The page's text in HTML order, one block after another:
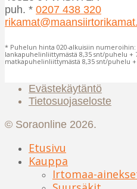
puh. * 0207 438 320
* Puhelun hinta 020-alkuisiin numeroihin:
lankapuhelinliittymästä 8,35 snt/puhelu +
matkapuhelinliittymästä 8,35 snt/puhelu +
Evästekäytäntö
Tietosuojaseloste
© Soraonline 2026.
Etusivu
Kauppa
Irtomaa-